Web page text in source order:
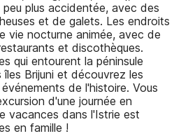
plus accidentée, avec des
et de galets. Les endroits
vie nocturne animée, avec de
et discothèques.
qui entourent la péninsule
Brijuni et découvrez les
de l'histoire. Vous
d'une journée en
vacances dans l'Istrie est
en famille !